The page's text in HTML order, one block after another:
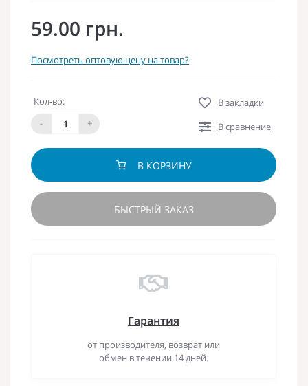
59.00 грн.
Посмотреть оптовую цену на товар?
Кол-во:
-
+
В закладки
В сравнение
В КОРЗИНУ
БЫСТРЫЙ ЗАКАЗ
Гарантия
от производителя, возврат или
обмен в течении 14 дней.